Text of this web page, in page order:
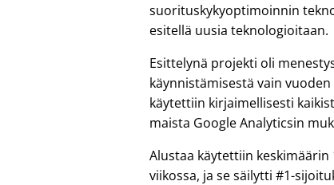
suorituskykyoptimoinnin
esitellä uusia teknologioitaan.
Esittelynä projekti oli
käynnistämisestä vain
käytettiin kirjaimellisesti
maista Google Analyticsin
Alustaa käytettiin keskimäärin
viikossa, ja se säilytti #1-